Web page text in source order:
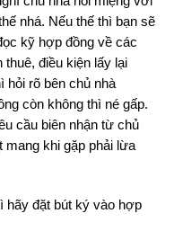
nhá. Nếu thế thì bạn sẽ
kỹ hợp đồng về các
điều kiện lấy lại
hỏi rõ bên chủ nhà
còn không thì né gấp.
cầu biên nhận từ chủ
mang khi gặp phải lừa
hãy đặt bút ký vào hợp